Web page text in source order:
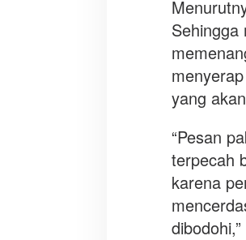
Sehingga
yang
“Pesan
terpecah
karena